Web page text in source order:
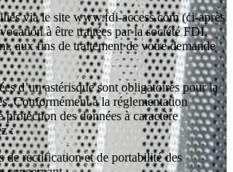
via le site www.fdi-access.com (ci-après
à être traitées par la société FDI,
aux fins de traitement de votre demande
d’un astérisque sont obligatoires pour la
Conformément à la réglementation
protection des données à caractère
:
de rectification et de portabilité des